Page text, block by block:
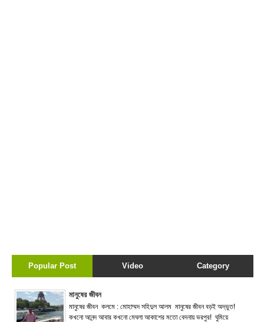
Popular Post Video Category
মানুষের জীবন
মানুষের জীবন কলমে : মোহাম্মদ সহিদুল আলম মানুষের জীবন বড়ই অদ্ভুত!
কখনো আনন্দ আবার কখনো মেঘলা আকাশের মতো বেদনায় ভরপুর! ঘুমিয়ে